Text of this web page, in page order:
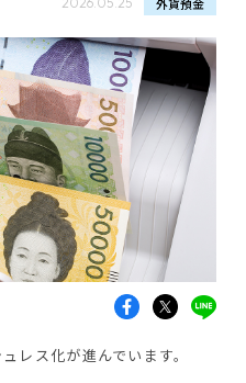
レス化が進んでいます。